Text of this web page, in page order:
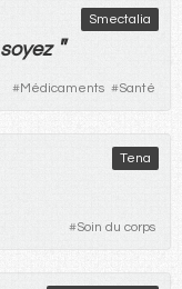
Smectalia
soyez "
#Médicaments #Santé
Tena
#Soin du corps